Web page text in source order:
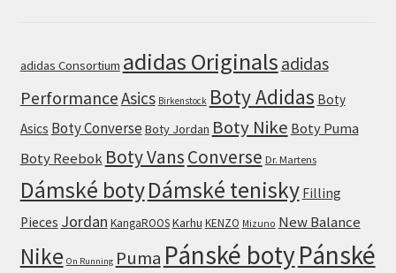
adidas Consortium adidas Originals adidas
PerformanceAsics Birkenstock Boty Adidas Boty
Asics Boty Converse Boty Jordan Boty Nike Boty Puma
Boty Reebok Boty VansConverse Dr. Martens
Dámské botyDámské tenisky Filling
Pieces Jordan KangaROOSKarhu KENZO Mizuno New Balance
Nike On Running Puma Pánské botyPánské